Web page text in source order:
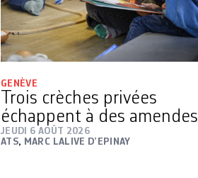
GENÈVE
Trois crèches privées
échappent à des amendes
JEUDI 6 AOÛT 2026
ATS, MARC LALIVE D’EPINAY